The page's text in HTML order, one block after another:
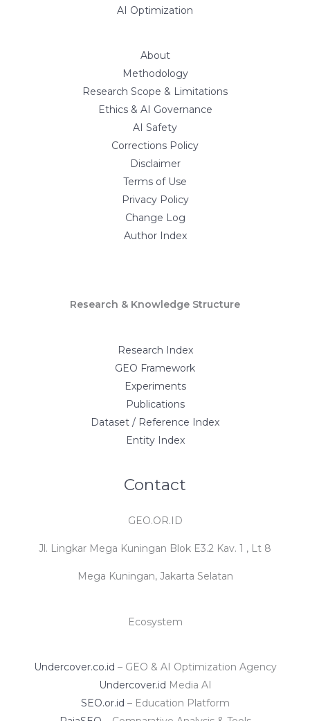
AI Optimization
About
Methodology
Research Scope & Limitations
Ethics & AI Governance
AI Safety
Corrections Policy
Disclaimer
Terms of Use
Privacy Policy
Change Log
Author Index
Research & Knowledge Structure
Research Index
GEO Framework
Experiments
Publications
Dataset / Reference Index
Entity Index
Contact
GEO.OR.ID
Jl. Lingkar Mega Kuningan Blok E3.2 Kav. 1 , Lt 8
Mega Kuningan, Jakarta Selatan
Ecosystem
Undercover.co.id – GEO & AI Optimization Agency
Undercover.id Media AI
SEO.or.id – Education Platform